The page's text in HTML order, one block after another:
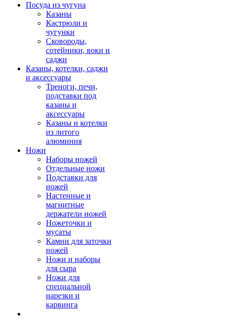
Посуда из чугуна
Казаны
Кастрюли и
чугунки
Сковороды,
сотейники, воки и
саджи
Казаны, котелки, саджи
и аксессуары
Треноги, печи,
подставки под
казаны и
аксессуары
Казаны и котелки
из литого
алюминия
Ножи
Наборы ножей
Отдельные ножи
Подставки для
ножей
Настенные и
магнитные
держатели ножей
Ножеточки и
мусаты
Камни для заточки
ножей
Ножи и наборы
для сыра
Ножи для
специальной
нарезки и
карвинга